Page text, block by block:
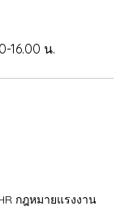
16.00 น.
กฎหมายแรงงาน